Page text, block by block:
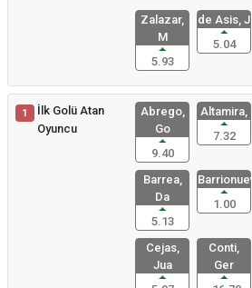
Zalazar,
M
5.93
de Asis, J
5.04
1
İlk Golü Atan
Oyuncu
Abrego,
Go
9.40
Altamira,
7.32
Barrea,
Da
5.13
Barrionuev
1.00
Cejas,
Jua
Conti,
Ger